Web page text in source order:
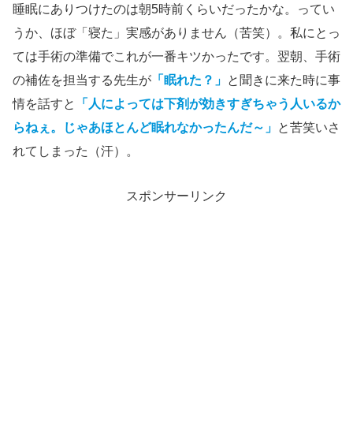
睡眠にありつけたのは朝5時前くらいだったかな。ってい
うか、ほぼ「寝た」実感がありません（苦笑）。私にとっ
ては手術の準備でこれが一番キツかったです。翌朝、手術
の補佐を担当する先生が 「眠れた？」 と聞きに来た時に事
情を話すと
「人によっては下剤が効きすぎちゃう人いるか
らねぇ。じゃあほとんど眠れなかったんだ～」 と苦笑いさ
れてしまった（汗）。
スポンサーリンク